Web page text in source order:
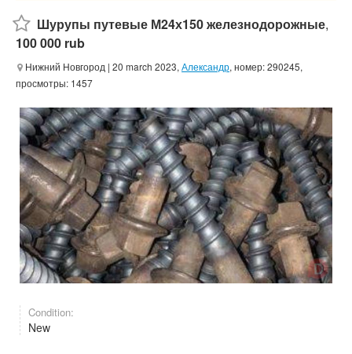
Blog
Шурупы путевые М24х150 железнодорожные,
100 000 rub
Нижний Новгород | 20 march 2023, Александр, номер: 290245,
просмотры: 1457
Condition:
New